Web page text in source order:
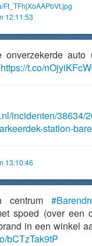
Ft_TFhjXoAAPbVt.jpg
12:11:53
auto
https://t.co/
incidenten/38634/
station-
13:10:46
centrum
spoed (over een
in een winkel
bCTzTak9tP